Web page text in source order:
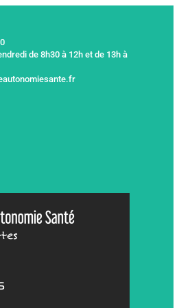
de 8h30 à 12h et de 13h à